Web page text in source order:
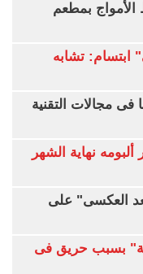
الأمواج بمطعم
ابتسام: تشابه
فى مجالات التقنية
نهاية الشهر
العكسى" على
بسبب حريق فى